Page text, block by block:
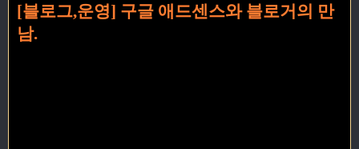
» 블로거 꼬리가 달린 글
[블로그,운영] 구글 애드센스와 블로거의 만
남.